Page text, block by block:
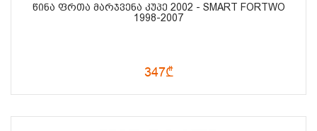
ᲬᲘᲜᲐ ᲤᲠᲗᲐ ᲛᲐᲠᲯᲕᲔᲜᲐ ᲙᲣᲞᲔ 2002 - SMART FORTWO
1998-2007
347₾